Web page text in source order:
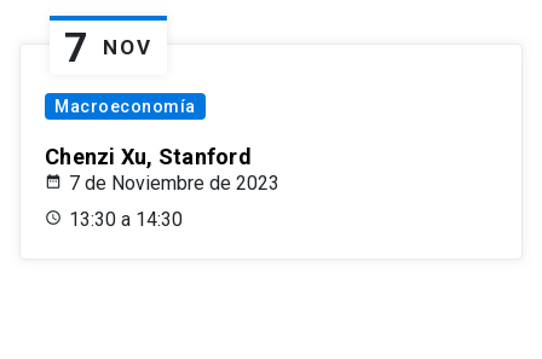
7 NOV
Macroeconomía
Chenzi Xu, Stanford
7 de Noviembre de 2023
13:30 a 14:30